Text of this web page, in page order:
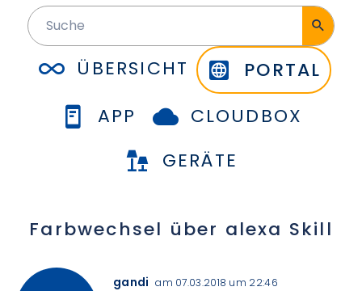
ÜBERSICHT
PORTAL
APP
CLOUDBOX
GERÄTE
Farbwechsel über alexa Skill
gandi am 07.03.2018 um 22:46